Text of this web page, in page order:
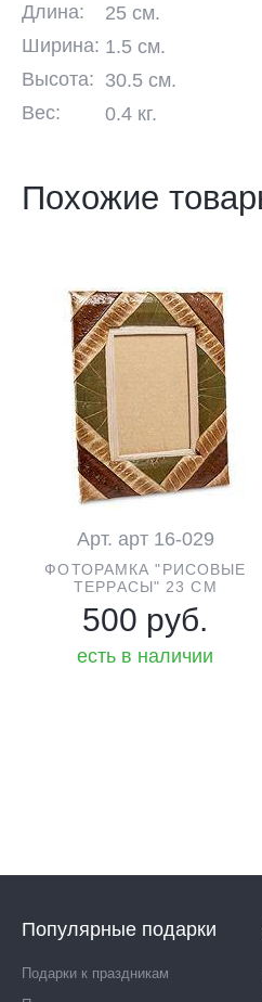
Длина:
25 см.
Ширина: 1.5 см.
Высота: 30.5 см.
Вес:
0.4 кг.
Похожие
Арт. арт 16-029
ФОТОРАМКА "РИСОВЫЕ
ТЕРРАСЫ" 23 СМ
500 руб.
есть в наличии
Популярные подарки
Подарки к праздникам